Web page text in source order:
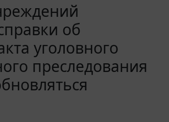
об
уголовного
преследования